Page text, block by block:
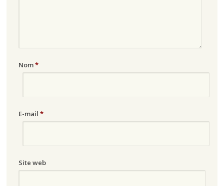
Nom*
E-mail *
Site web